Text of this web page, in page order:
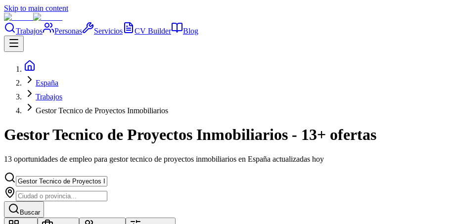
Skip to main content
Trabajos Personas Servicios CV Builder Blog
España
Trabajos
Gestor Tecnico de Proyectos Inmobiliarios
Gestor Tecnico de Proyectos Inmobiliarios - 13+ ofertas
13 oportunidades de empleo para gestor tecnico de proyectos inmobiliarios en España actualizadas hoy
Buscar